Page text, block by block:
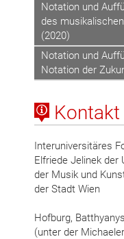
Notation und
des
(2020)
Notation und
Notation der
Kontakt
Interuniversitäres
Elfriede Jelinek der
der Musik und
der Stadt Wien
Hofburg,
(unter der